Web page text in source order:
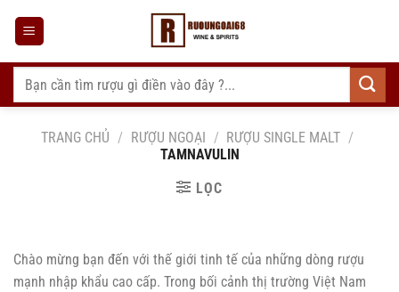
dung
Tìm
kiếm:
TRANG CHỦ / RƯỢU NGOẠI / RƯỢU SINGLE MALT /
TAMNAVULIN
LỌC
Chào mừng bạn đến với thế giới tinh tế của những dòng rượu
mạnh nhập khẩu cao cấp. Trong bối cảnh thị trường Việt Nam